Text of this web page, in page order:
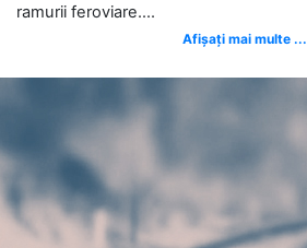
ramurii feroviare....
Afișați mai multe ...